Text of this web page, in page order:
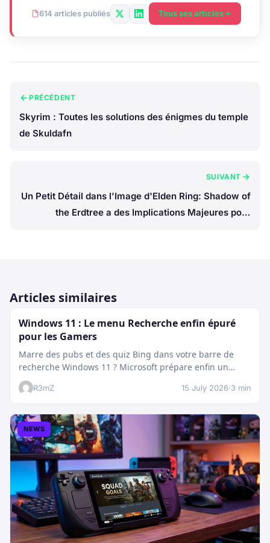
614 articles publiés Tous ses articles
PRÉCÉDENT
Skyrim : Toutes les solutions des énigmes du temple
de Skuldafn
SUIVANT
Un Petit Détail dans l'Image d'Elden Ring: Shadow of
the Erdtree a des Implications Majeures pour
Articles similaires
Windows 11 : Le menu Recherche enfin épuré
pour les Gamers
Marre des pubs et des quiz Bing dans votre barre de
recherche Windows 11 ? Microsoft prépare enfin un
nettoyage…
R3mZ 15 July 2026·3 min
NEWS